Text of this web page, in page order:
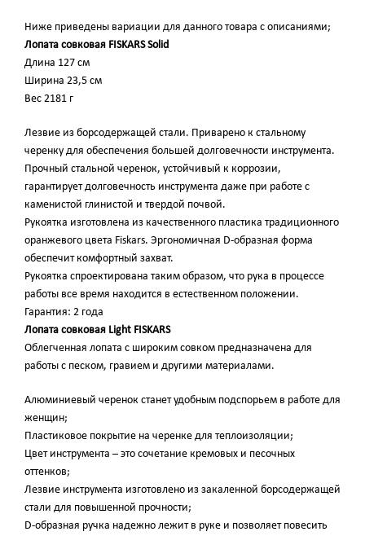
Ниже приведены вариации для данного товара с описаниями;
Лопата совковая FISKARS Solid
Длина 127 см
Ширина 23,5 см
Вес 2181 г
Лезвие из борсодержащей стали. Приварено к стальному
черенку для обеспечения большей долговечности инструмента.
Прочный стальной черенок, устойчивый к коррозии,
гарантирует долговечность инструмента даже при работе с
каменистой глинистой и твердой почвой.
Рукоятка изготовлена из качественного пластика традиционного
оранжевого цвета Fiskars. Эргономичная D-образная форма
обеспечит комфортный захват.
Рукоятка спроектирована таким образом, что рука в процессе
работы все время находится в естественном положении.
Гарантия: 2 года
Лопата совковая Light FISKARS
Облегченная лопата с широким совком предназначена для
работы с песком, гравием и другими материалами.
Алюминиевый черенок станет удобным подспорьем в работе для
женщин;
Пластиковое покрытие на черенке для теплоизоляции;
Цвет инструмента – это сочетание кремовых и песочных
оттенков;
Лезвие инструмента изготовлено из закаленной борсодержащей
стали для повышенной прочности;
D-образная ручка надежно лежит в руке и позволяет повесить